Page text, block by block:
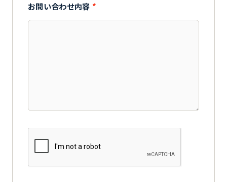
お問い合わせ内容 *